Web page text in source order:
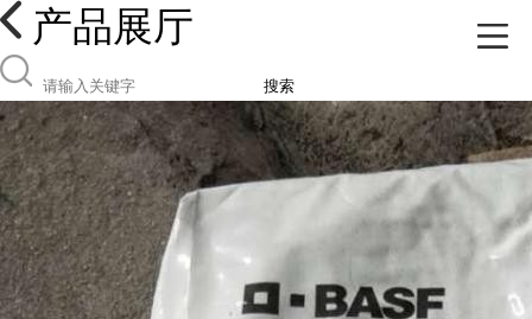
产品展厅
搜索